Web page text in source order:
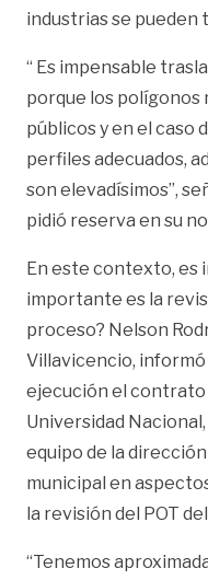
industrias se pueden
“ Es impensable
porque los polígonos
públicos y en el caso
perfiles adecuados,
son elevadísimos”,
pidió reserva en su
En este contexto, es
importante es la
proceso? Nelson
Villavicencio,
ejecución el
Universidad
equipo de la
municipal en
la revisión del POT
“Tenemos